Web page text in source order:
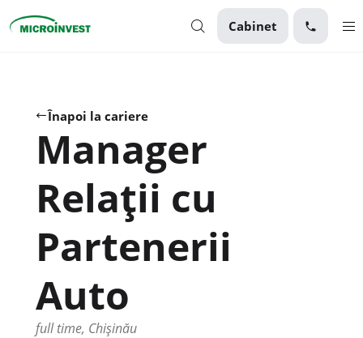
Cabinet
Business
Despre Microinvest
Înapoi la cariere
Manager
Relații cu
Partenerii
Auto
full time, Chișinău